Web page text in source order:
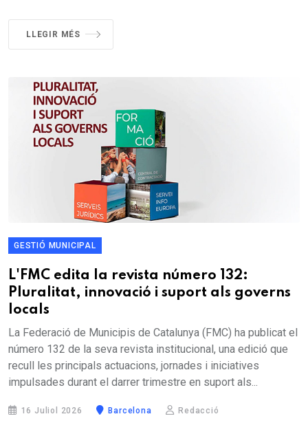
LLEGIR MÉS
GESTIÓ MUNICIPAL
L'FMC edita la revista número 132:
Pluralitat, innovació i suport als governs
locals
La Federació de Municipis de Catalunya (FMC) ha publicat el
número 132 de la seva revista institucional, una edició que
recull les principals actuacions, jornades i iniciatives
impulsades durant el darrer trimestre en suport als...
16 Juliol 2026 Barcelona Redacció